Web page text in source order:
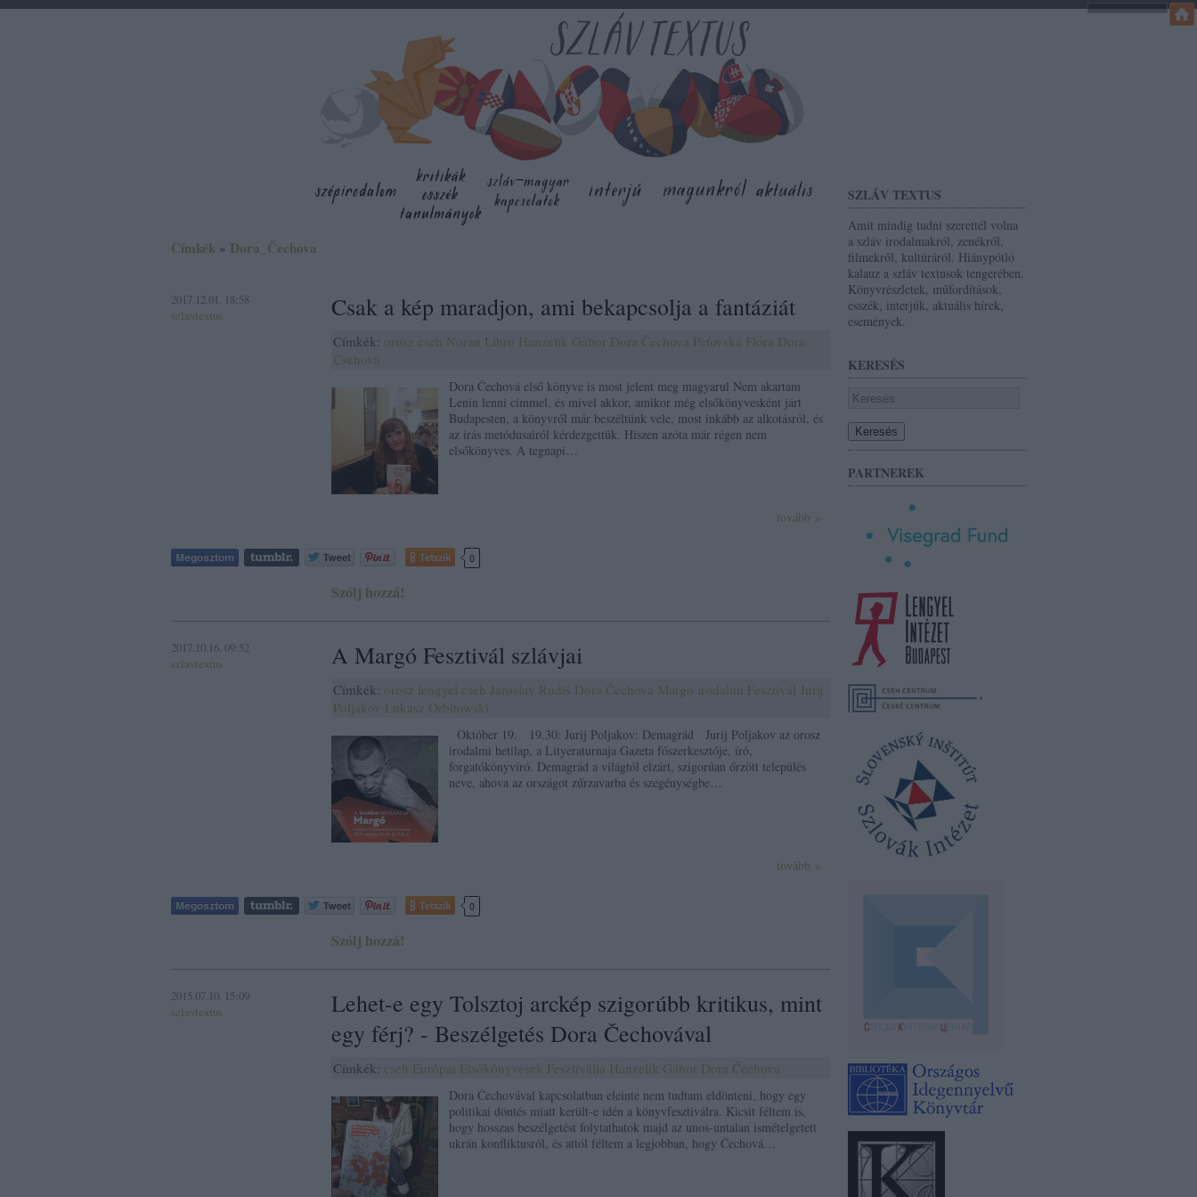
SZLÁV TEXTUS
Amit mindig tudni szerettél volna
a szláv irodalmakról, zenékről,
filmekről, kultúráról. Hiánypótló
kalauz a szláv textusok tengerében.
Könyvrészletek, műfordítások,
esszék, interjúk, aktuális hírek,
események.
KERESÉS
PARTNEREK
Címkék » Dora_Čechova
2017.12.01. 18:58
szlavtextus
Csak a kép maradjon, ami bekapcsolja a fantáziát
Címkék: orosz cseh Noran Libro Hanzelik Gábor Dora Čechova Peťovská Flóra Dora
Csehova
Dora Čechová első könyve is most jelent meg magyarul Nem akartam
Lenin lenni címmel, és mivel akkor, amikor még elsőkönyvesként járt
Budapesten, a könyvről már beszéltünk vele, most inkább az alkotásról, és
az írás metódusairól kérdezgettük. Hiszen azóta már régen nem
elsőkönyves. A tegnapi…
tovább »
Tetszik 0
Szólj hozzá!
2017.10.16. 09:52
szlavtextus
A Margó Fesztivál szlávjai
Címkék: orosz lengyel cseh Jaroslav Rudiš Dora Čechova Margó irodalmi Fesztivál Jurij
Poljakov Łukasz Orbitowski
Október 19. 19.30: Jurij Poljakov: Demagrád Jurij Poljakov az orosz
irodalmi hetilap, a Lityeraturnaja Gazeta főszerkesztője, író,
forgatókönyvíró. Demagrád a világtól elzárt, szigorúan őrzött település
neve, ahova az országot zűrzavarba és szegénységbe…
tovább »
Tetszik 0
Szólj hozzá!
2015.07.10. 15:09
szlavtextus
Lehet-e egy Tolsztoj arckép szigorúbb kritikus, mint
egy férj? - Beszélgetés Dora Čechovával
Címkék: cseh Európai Elsőkönyvesek Fesztiválja Hanzelik Gábor Dora Čechova
Dora Čechovával kapcsolatban eleinte nem tudtam eldönteni, hogy egy
politikai döntés miatt került-e idén a könyvfesztiválra. Kicsit féltem is,
hogy hosszas beszélgetést folytathatok majd az unos-untalan ismételgetett
ukrán konfliktusról, és attól féltem a legjobban, hogy Čechová…